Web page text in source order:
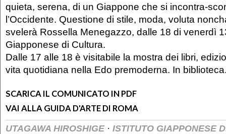
quieta, serena, di un Giappone che si incontra-
l’Occidente. Questione di stile, moda, voluta
svelerà Rossella Menegazzo, dalle 18 di venerdì
Giapponese di Cultura.
Dalle 17 alle 18 è visitabile la mostra dei libri,
vita quotidiana nella Edo premoderna. In
SCARICA IL COMUNICATO IN PDF
VAI ALLA GUIDA D'ARTE DI ROMA
UTAGAWA HIROSHIGE · ISTITUTO GIAPPONESE